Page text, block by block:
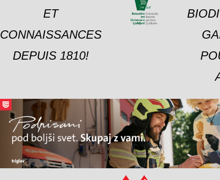
ET
CONNAISSANCES
DEPUIS 1810!